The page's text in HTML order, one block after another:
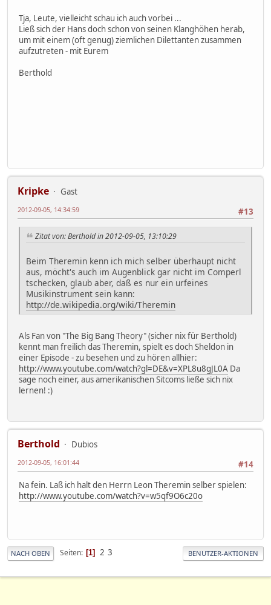
Tja, Leute, vielleicht schau ich auch vorbei ...
Ließ sich der Hans doch schon von seinen Klanghöhen herab,
um mit einem (oft genug) ziemlichen Dilettanten zusammen
aufzutreten - mit Eurem
Berthold
Kripke
Gast
#13
2012-09-05, 14:34:59
Zitat von: Berthold in 2012-09-05, 13:10:29
Beim Theremin kenn ich mich selber überhaupt nicht
aus, möcht's auch im Augenblick gar nicht im Comperl
tschecken, glaub aber, daß es nur ein urfeines
Musikinstrument sein kann:
http://de.wikipedia.org/wiki/Theremin
Als Fan von "The Big Bang Theory" (sicher nix für Berthold)
kennt man freilich das Theremin, spielt es doch Sheldon in
einer Episode - zu besehen und zu hören allhier:
http://www.youtube.com/watch?gl=DE&v=XPL8u8gJL0A Da
sage noch einer, aus amerikanischen Sitcoms ließe sich nix
lernen! :)
Berthold
Dubios
#14
2012-09-05, 16:01:44
Na fein. Laß ich halt den Herrn Leon Theremin selber spielen:
http://www.youtube.com/watch?v=w5qf9O6c20o
NACH OBEN Seiten 1 2 3 BENUTZER-AKTIONEN